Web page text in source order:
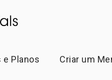
Planos Criar um